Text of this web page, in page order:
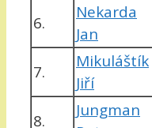
6.
Nekarda
Jan
7.
Mikuláštík
Jiří
8.
Jungman